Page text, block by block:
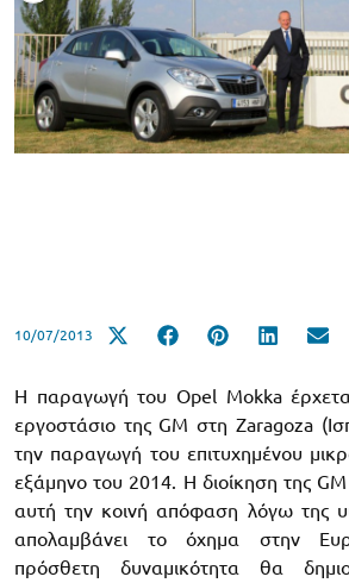
10/07/2013
Η παραγωγή του Opel Mokka
εργοστάσιο της GM στη Zaragoza
την παραγωγή του επιτυχημένου
εξάμηνο του 2014. Η διοίκηση της
αυτή την κοινή απόφαση λόγω της
απολαμβάνει το όχημα στην
πρόσθετη δυναμικότητα θα